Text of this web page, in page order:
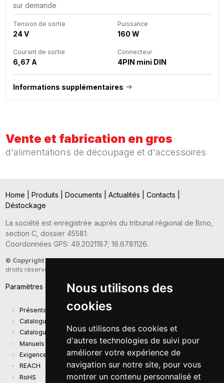
Nous utilisons des
cookies
Nous utilisons des cookies et
d'autres technologies de suivi pour
améliorer votre expérience de
navigation sur notre site, pour vous
montrer un contenu personnalisé et
sur demande
Tension de sortie
24 V
Puissance
160 W
Courant de sortie
6,67 A
Connecteur
4PIN mini DIN
Informations supplémentaires
Vente et fabrication en gros
d'alimentations de découpage et d'accessoires
Home Produits Documents Actualités Contacts
Déstockage
La société est enregistrée auprès du tribunal régional de Brno,
section C, dossier 45581.
Coordonnées GPS: 49.2021187; 16.6781126.
© Copyright 2026- Sunny Computer Technology Europe, s.r.o. - Tous
droits réservés
Paramètres des cookies
Présentation de la société
Catalogue actuel des produits
Catalogue de présentation
Manuels
Exigences d'écoconception (EU) 2019/1782
REACH
RoHS